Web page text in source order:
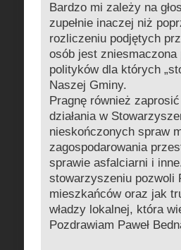
Bardzo mi zależy na
zupełnie inaczej niż
rozliczeniu podjętych
osób jest zniesmaczona
polityków dla których
Naszej Gminy.
Pragnę również
działania w
nieskończonych spraw
zagospodarowania
sprawie asfalciarni i
stowarzyszeniu pozwoli
mieszkańców oraz jak
władzy lokalnej, która
Pozdrawiam Paweł